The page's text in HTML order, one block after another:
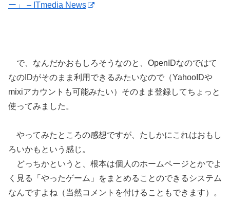
ー」 – ITmedia News
で、なんだかおもしろそうなのと、OpenIDなのではて
なのIDがそのまま利用できるみたいなので（YahooIDや
mixiアカウントも可能みたい）そのまま登録してちょっと
使ってみました。
やってみたところの感想ですが、たしかにこれはおもし
ろいかもという感じ。
どっちかというと、根本は個人のホームページとかでよ
く見る「やったゲーム」をまとめることのできるシステム
なんですよね（当然コメントを付けることもできます）。